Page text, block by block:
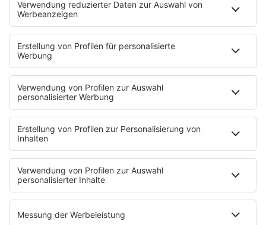
Spotify
Amazon Music
Apple Podcast
Audible
TuneIn
Podimo
Deezer
GetPodcast
Pocket Cast
Podcast Addict
Listen Notes
RTL+
radio.de
Den Podcast gibt es natürlich auch in unserer ffn-App: